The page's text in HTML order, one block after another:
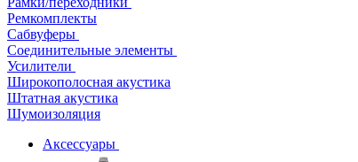
Ремкомплекты
Сабвуферы
Соединительные элементы
Усилители
Широкополосная акустика
Штатная акустика
Шумоизоляция
Аксессуары